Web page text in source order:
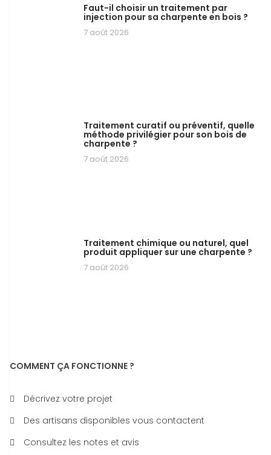
Faut-il choisir un traitement par
injection pour sa charpente en bois ?
7 août 2026
Traitement curatif ou préventif, quelle
méthode privilégier pour son bois de
charpente ?
7 août 2026
Traitement chimique ou naturel, quel
produit appliquer sur une charpente ?
7 août 2026
COMMENT ÇA FONCTIONNE ?
Décrivez votre projet
Des artisans disponibles vous contactent
Consultez les notes et avis